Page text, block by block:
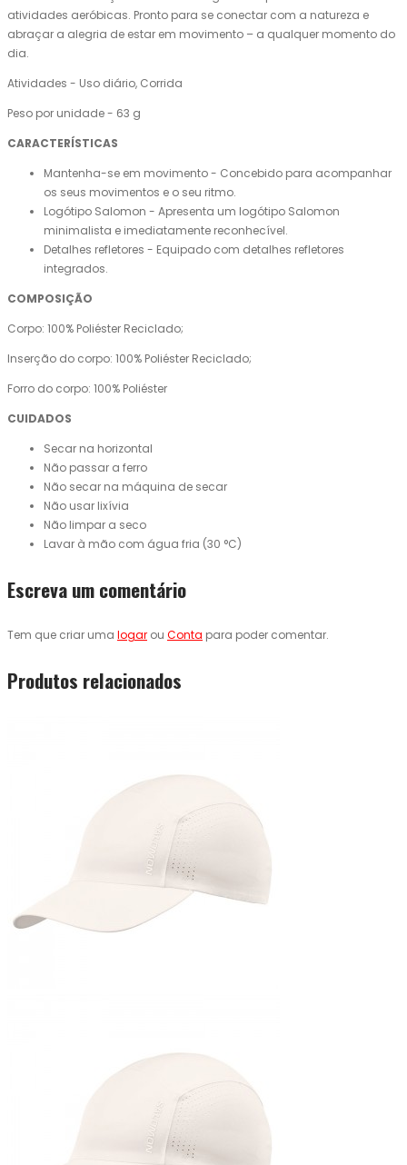
atividades aeróbicas. Pronto para se conectar com a natureza e
abraçar a alegria de estar em movimento – a qualquer momento do
dia.
Atividades - Uso diário, Corrida
Peso por unidade - 63 g
CARACTERÍSTICAS
Mantenha-se em movimento - Concebido para acompanhar
os seus movimentos e o seu ritmo.
Logótipo Salomon - Apresenta um logótipo Salomon
minimalista e imediatamente reconhecível.
Detalhes refletores - Equipado com detalhes refletores
integrados.
COMPOSIÇÃO
Corpo: 100% Poliéster Reciclado;
Inserção do corpo: 100% Poliéster Reciclado;
Forro do corpo: 100% Poliéster
CUIDADOS
Secar na horizontal
Não passar a ferro
Não secar na máquina de secar
Não usar lixívia
Não limpar a seco
Lavar à mão com água fria (30 °C)
Escreva um comentário
Tem que criar uma logar ou Conta para poder comentar.
Produtos relacionados